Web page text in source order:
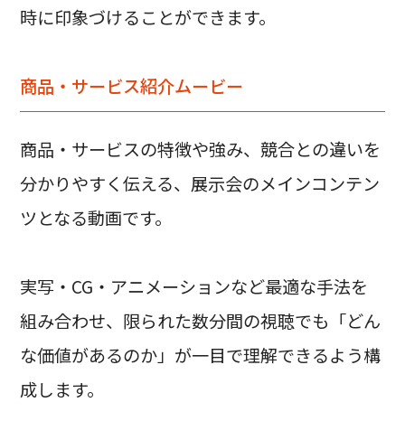
時に印象づけることができます。
商品・サービス紹介ムービー
商品・サービスの特徴や強み、競合との違いを
分かりやすく伝える、展示会のメインコンテン
ツとなる動画です。
実写・CG・アニメーションなど最適な手法を
組み合わせ、限られた数分間の視聴でも「どん
な価値があるのか」が一目で理解できるよう構
成します。